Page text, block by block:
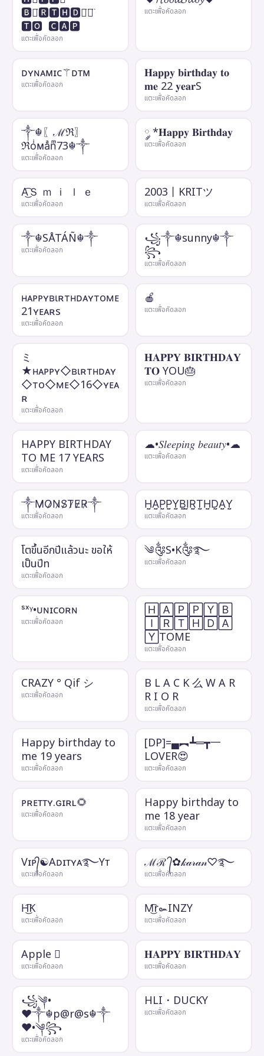
🅱🅸̈🆁🆃🅷🅳🅰̈🆈̈ ​ ​
🆃🅾 ​ 🅲🅰🅿
แตะเพื่อคัดลอก
แตะเพื่อคัดลอก
ᴅʏɴᴀᴍɪᴄ⚚ᴅᴛᴍ
แตะเพื่อคัดลอก
𝐇𝐚𝐩𝐩𝐲 𝐛𝐢𝐫𝐭𝐡𝐝𝐚𝐲 𝐭𝐨
𝐦𝐞 22 𝐲𝐞𝐚𝐫S
แตะเพื่อคัดลอก
༒☬〖ℳℜ〗
ℜoͥᴍaͣnͫ73☬༒
แตะเพื่อคัดลอก
༘ *𝐇𝐚𝐩𝐩𝐲 𝐁𝐢𝐫𝐭𝐡𝐝𝐚𝐲
แตะเพื่อคัดลอก
A͜͡Ｓ ｍ ｉ ｌ ｅ
แตะเพื่อคัดลอก
2003丨KRITツ
แตะเพื่อคัดลอก
༒☬SÅTÁÑ☬༒
แตะเพื่อคัดลอก
꧁༒☬sunny☬༒
꧂
แตะเพื่อคัดลอก
нᴀᴘᴘʏʙιʀтнᴅᴀʏтoмᴇ
21ʏᴇᴀʀs
แตะเพื่อคัดลอก
🍎
แตะเพื่อคัดลอก
ミ
★нᴀᴘᴘʏ◇ʙιʀтнᴅᴀʏ
◇тo◇мᴇ◇16◇ʏᴇᴀ
ʀ
แตะเพื่อคัดลอก
𝐇𝐀𝐏𝐏𝐘 𝐁𝐈𝐑𝐓𝐇𝐃𝐀𝐘
𝐓𝐎 YOU🎂
แตะเพื่อคัดลอก
HAPPY BIRTHDAY
TO ME 17 YEARS
แตะเพื่อคัดลอก
☁︎︎•𝑆𝑙𝑒𝑒𝑝𝑖𝑛𝑔 𝑏𝑒𝑎𝑢𝑡𝑦•☁︎︎
แตะเพื่อคัดลอก
༒M̷O̷N̷S̷T̷E̷R̷༒
แตะเพื่อคัดลอก
H̤̮A̤̮P̤̮P̤̮Y̤̮B̤̮I̤̮R̤̮T̤̮H̤̮D̤̮A̤̮Y̤̮
แตะเพื่อคัดลอก
โตขึ้นอีกปีแล้วนะ ขอให้
เป็นปีท
แตะเพื่อคัดลอก
༄༂S•K༂࿐
แตะเพื่อคัดลอก
ˢˣᵞ•ᴜɴɪᴄᴏʀɴ
แตะเพื่อคัดลอก
🄷🄰🄿🄿🅈🄱
🄸🅁🅃🄷🄳🄰
🅈TOME
แตะเพื่อคัดลอก
CRAZY ° Qif シ
แตะเพื่อคัดลอก
B L A C K 么 W A R
R I O R
แตะเพื่อคัดลอก
Happy birthday to
me 19 years
แตะเพื่อคัดลอก
[DP]=▄︻┻═┳一
LOVER😍
แตะเพื่อคัดลอก
ᴘʀᴇᴛᴛʏ.ɢɪʀʟ🌻
แตะเพื่อคัดลอก
Happy birthday to
me 18 year
แตะเพื่อคัดลอก
Vɪᴘ᭄☯︎Aᴅɪᴛʏᴀ࿐Yᴛ
แตะเพื่อคัดลอก
ℳℛ ᭄✿𝓀𝒶𝓇𝒶𝓃♡࿐
แตะเพื่อคัดลอก
H͜͡K
แตะเพื่อคัดลอก
M͜͡r๛INZY
แตะเพื่อคัดลอก
Apple 
แตะเพื่อคัดลอก
𝐇𝐀𝐏𝐏𝐘 𝐁𝐈𝐑𝐓𝐇𝐃𝐀𝐘
แตะเพื่อคัดลอก
꧁༆•
❤༒☬p@r@s☬༒
❤•༆꧂
แตะเพื่อคัดลอก
HLI・DUCKY
แตะเพื่อคัดลอก